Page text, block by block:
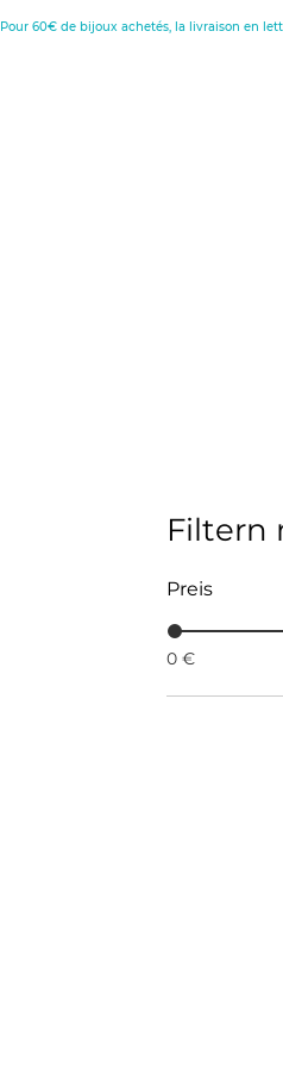
Pour 60€ de bijoux achetés, la livraison en
Filtern
Preis
0 €